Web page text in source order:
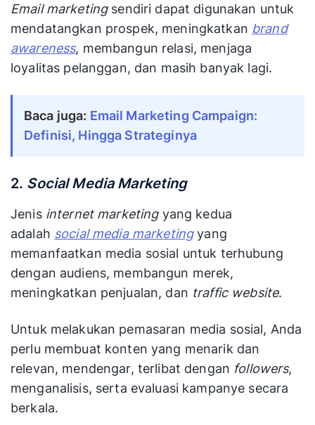
Email marketing sendiri dapat digunakan untuk
mendatangkan prospek, meningkatkan brand
awareness, membangun relasi, menjaga
loyalitas pelanggan, dan masih banyak lagi.
Baca juga: Email Marketing Campaign:
Definisi, Hingga Strateginya
2. Social Media Marketing
Jenis internet marketing yang kedua
adalah social media marketing yang
memanfaatkan media sosial untuk terhubung
dengan audiens, membangun merek,
meningkatkan penjualan, dan traffic website.
Untuk melakukan pemasaran media sosial, Anda
perlu membuat konten yang menarik dan
relevan, mendengar, terlibat dengan followers,
menganalisis, serta evaluasi kampanye secara
berkala.